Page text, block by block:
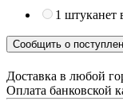
1 штуканет
Сообщить о
Доставка в любой
Оплата банковской